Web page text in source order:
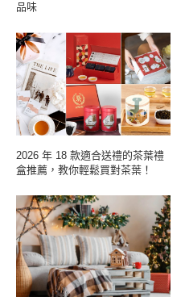
品味
2026 年 18 款適合送禮的茶葉禮
盒推薦，教你輕鬆買對茶葉！